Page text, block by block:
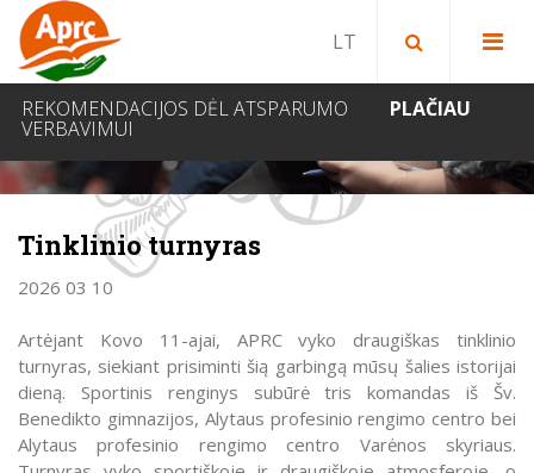
REKOMENDACIJOS DĖL ATSPARUMO
VERBAVIMUI
PLAČIAU
Paieška bibliotekoje
NAUJIENOS
Tinklinio turnyras
2026 03 10
Artėjant Kovo 11-ajai, APRC vyko draugiškas tinklinio
turnyras, siekiant prisiminti šią garbingą mūsų šalies istorijai
dieną. Sportinis renginys subūrė tris komandas iš Šv.
Benedikto gimnazijos, Alytaus profesinio rengimo centro bei
Alytaus profesinio rengimo centro Varėnos skyriaus.